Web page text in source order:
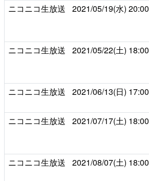
ニコニコ生放送 2021/05/19(水) 20:00
ニコニコ生放送 2021/05/22(土) 18:00
ニコニコ生放送 2021/06/13(日) 17:00
ニコニコ生放送 2021/07/17(土) 18:00
ニコニコ生放送 2021/08/07(土) 18:00